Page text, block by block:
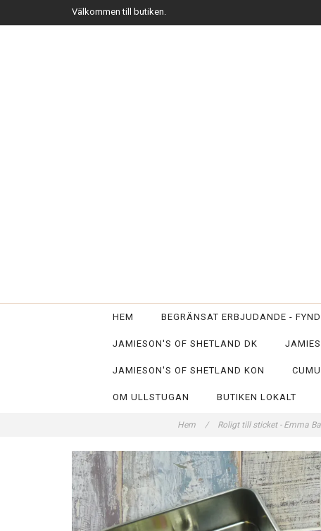
Välkommen till butiken.
HEM BEGRÄNSAT ERBJUDANDE -
JAMIESON'S OF SHETLAND DK
JAMIESON'S OF SHETLAND KON
OM ULLSTUGAN BUTIKEN LOKALT
Hem / Roligt till sticket - Emma